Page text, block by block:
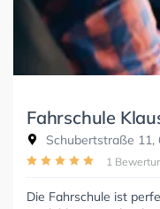
Fahrschule
Schubertstraße 11,
1
Die Fahrschule ist